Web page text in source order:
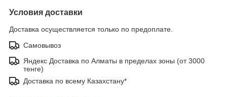
Условия доставки
Доставка осуществляется только по предоплате.
Самовывоз
Яндекс Доставка по Алматы в пределах зоны (от 3000
тенге)
Доставка по всему Казахстану*